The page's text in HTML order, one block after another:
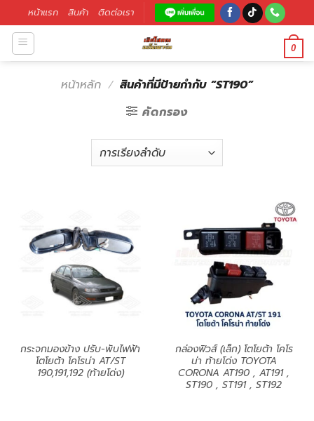
หน้าแรก สินค้า ติดต่อเรา
0
หน้าหลัก / สินค้าที่มีป้ายกำกับ “ST190”
คัดกรอง
กระจกมองข้าง ปรับ-พับไฟฟ้า
โตโยต้า โคโรน่า AT/ST
190,191,192 (ท้ายโด่ง)
กล่องฟิวส์ (เล็ก) โตโยต้า โคโร
น่า ท้ายโด่ง TOYOTA
CORONA AT190 , AT191 ,
ST190 , ST191 , ST192